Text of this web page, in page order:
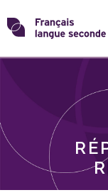
Skip
toTransformons
langue
THÈMES